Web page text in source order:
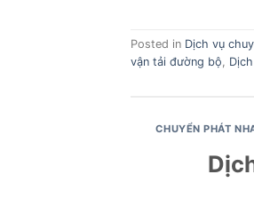
Posted in Dịch vụ
vận tải đường bộ,
CHUYỂN PHÁT